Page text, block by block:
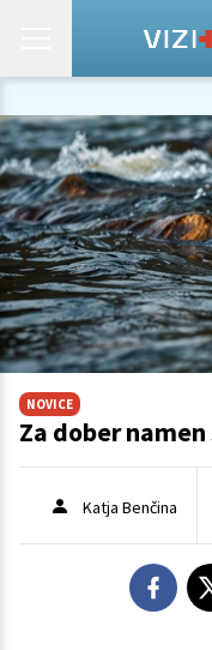
NOVICE
Za dober
Katja Benčina